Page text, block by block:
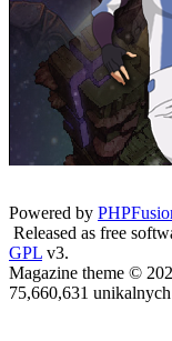
Powered by
Released as free
GPL v3.
Magazine theme ©
75,660,631